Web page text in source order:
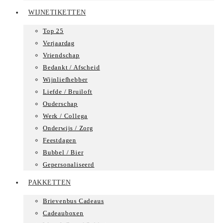
WIJNETIKETTEN
Top 25
Verjaardag
Vriendschap
Bedankt / Afscheid
Wijnliefhebber
Liefde / Bruiloft
Ouderschap
Werk / Collega
Onderwijs / Zorg
Feestdagen
Bubbel / Bier
Gepersonaliseerd
PAKKETTEN
Brievenbus Cadeaus
Cadeauboxen